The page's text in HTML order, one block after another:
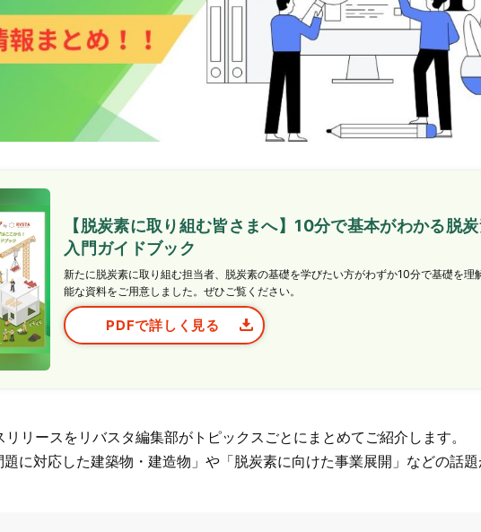
【脱炭素に取り組む皆さまへ】10分で基本がわかる脱
入門ガイドブック
新たに脱炭素に取り組む担当者、脱炭素の基礎を学びたい方がわずか10分で基礎を理
能な資料をご用意しました。ぜひご覧ください。
PDFで詳しく見る
リースをリバスタ編集部がトピックスごとにまとめてご紹介します。
に対応した建築物・建造物」や「脱炭素に向けた事業展開」などの話